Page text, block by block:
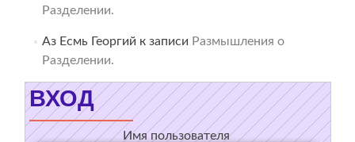
Разделении.
Аз Есмь Георгий к записи Размышления о
Разделении.
ВХОД
Имя пользователя